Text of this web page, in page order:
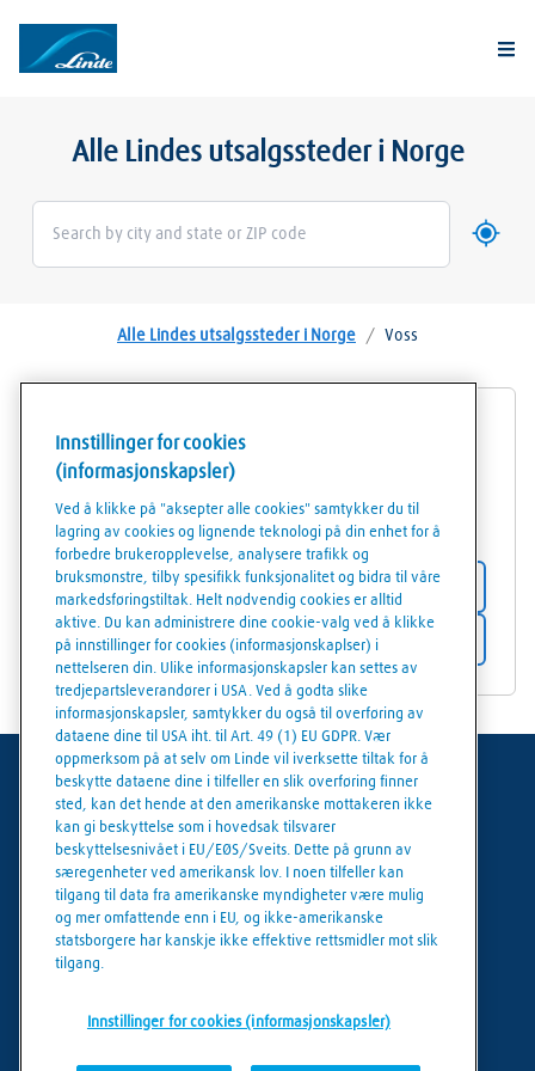
Alle Lindes utsalgssteder i Norge
Bruk
Alle Lindes utsalgssteder i Norge / Voss
Linde Gassforhandler HMV Maskin AS
5700 Voss
Butikkdetaljer
Få veibeskrivelse
Generelle vilkår
Juridisk informasjon
Personvern
Cookies policy
Innstillinger for cookies
(informasjonskapsler)
Ved å klikke på "aksepter alle cookies" samtykker du til
lagring av cookies og lignende teknologi på din enhet for å
forbedre brukeropplevelse, analysere trafikk og
bruksmønstre, tilby spesifikk funksjonalitet og bidra til våre
markedsføringstiltak. Helt nødvendig cookies er alltid
aktive. Du kan administrere dine cookie-valg ved å klikke
på innstillinger for cookies (informasjonskaplser) i
nettelseren din. Ulike informasjonskapsler kan settes av
tredjepartsleverandører i USA. Ved å godta slike
informasjonskapsler, samtykker du også til overføring av
dataene dine til USA iht. til Art. 49 (1) EU GDPR. Vær
oppmerksom på at selv om Linde vil iverksette tiltak for å
beskytte dataene dine i tilfeller en slik overføring finner
sted, kan det hende at den amerikanske mottakeren ikke
kan gi beskyttelse som i hovedsak tilsvarer
beskyttelsesnivået i EU/EØS/Sveits. Dette på grunn av
særegenheter ved amerikansk lov. I noen tilfeller kan
tilgang til data fra amerikanske myndigheter være mulig
og mer omfattende enn i EU, og ikke-amerikanske
statsborgere har kanskje ikke effektive rettsmidler mot slik
tilgang.
Innstillinger for cookies (informasjonskapsler)